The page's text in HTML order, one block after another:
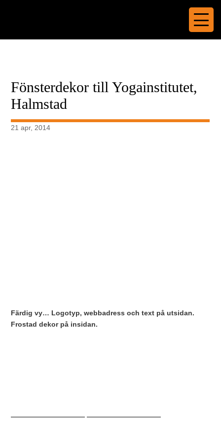
Fönsterdekor till Yogainstitutet,
Halmstad
21 apr, 2014
Färdig vy… Logotyp, webbadress och text på utsidan.
Frostad dekor på insidan.